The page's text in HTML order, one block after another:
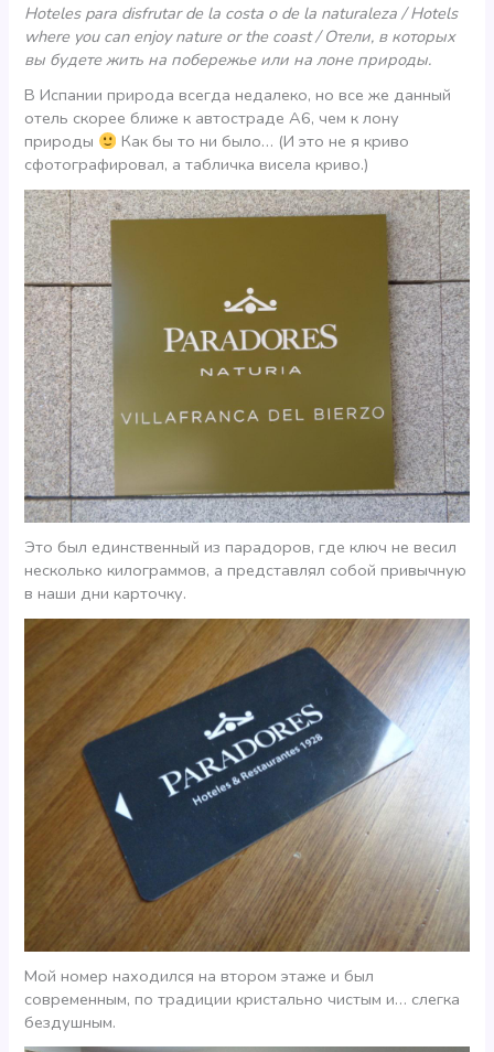
Hoteles para disfrutar de la costa o de la naturaleza / Hotels
where you can enjoy nature or the coast / Отели, в которых
вы будете жить на побережье или на лоне природы.
В Испании природа всегда недалеко, но все же данный
отель скорее ближе к автостраде A6, чем к лону
природы
Как бы то ни было… (И это не я криво
сфотографировал, а табличка висела криво.)
Это был единственный из парадоров, где ключ не весил
несколько килограммов, а представлял собой привычную
в наши дни карточку.
Мой номер находился на втором этаже и был
современным, по традиции кристально чистым и… слегка
бездушным.